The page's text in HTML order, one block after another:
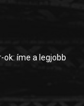
ok: íme a legjobb